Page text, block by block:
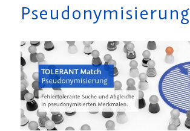
Pseudonymisierung